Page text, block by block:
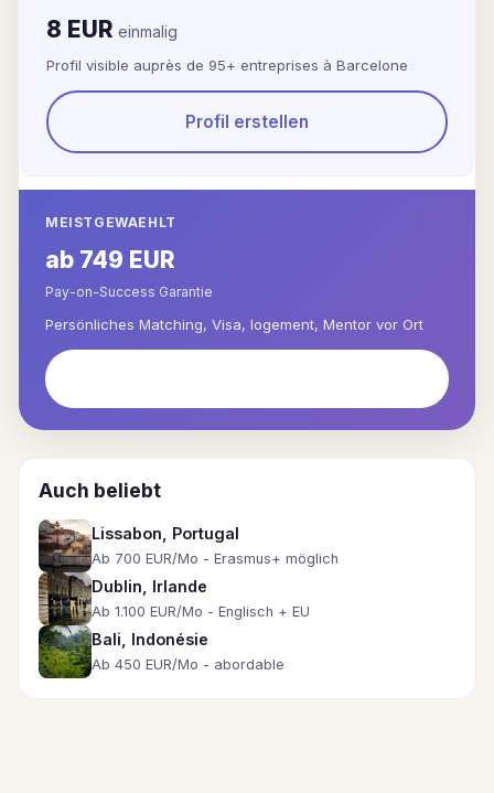
8 EUR einmalig
Profil visible auprès de 95+ entreprises à Barcelone
Profil erstellen
MEISTGEWAEHLT
ab 749 EUR
Pay-on-Success Garantie
Persönliches Matching, Visa, logement, Mentor vor Ort
Auch beliebt
Lissabon, Portugal
Ab 700 EUR/Mo - Erasmus+ möglich
Dublin, Irlande
Ab 1.100 EUR/Mo - Englisch + EU
Bali, Indonésie
Ab 450 EUR/Mo - abordable